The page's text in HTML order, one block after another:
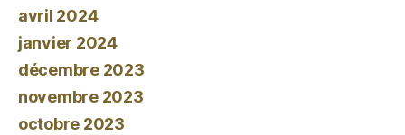
avril 2024
janvier 2024
décembre 2023
novembre 2023
octobre 2023